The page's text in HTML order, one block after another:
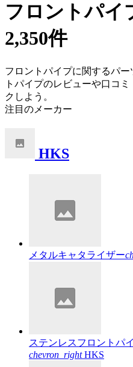
フロントパイ
2,350件
フロントパイプに関するパ
トパイプのレビューや口コ
クしよう。
注目のメーカー
HKS
メタルキャタライザー
ステンレスフロントパ
chevron_right HKS